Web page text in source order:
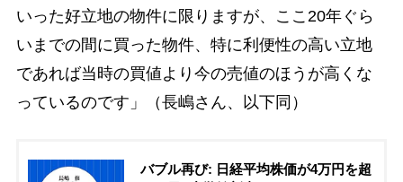
いった好立地の物件に限りますが、ここ20年ぐら
いまでの間に買った物件、特に利便性の高い立地
であれば当時の買値より今の売値のほうが高くな
っているのです」（長嶋さん、以下同）
バブル再び: 日経平均株価が4万円を超